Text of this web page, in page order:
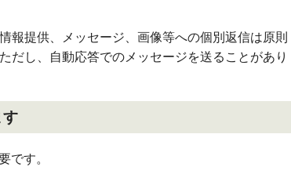
報提供、メッセージ、画像等への個別返信は原則
だし、自動応答でのメッセージを送ることがあり
す
です。